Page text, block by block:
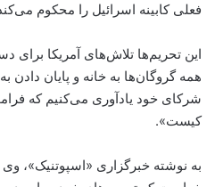
فعلی کابینه اسرائیل را محکوم
این تحریم‌ها تلاش‌های آمریکا برای
همه گروگان‌ها به خانه و پایان دادن
شرکای خود یادآوری می‌کنیم که
کیست».
به نوشته خبرگزاری «اسپوتنیک»،